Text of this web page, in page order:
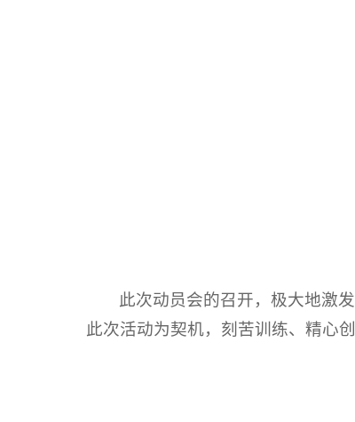
此次动员会的召开，极大地激
此次活动为契机，刻苦训练、精心